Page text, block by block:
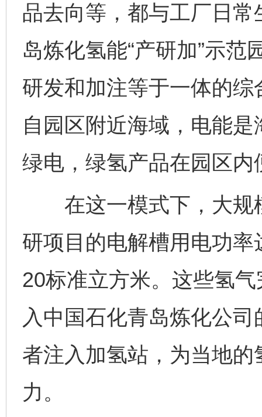
品去向等，都与工厂日
岛炼化氢能“产研加”示
研发和加注等于一体的
自园区附近海域，电能
绿电，绿氢产品在园区内
在这一模式下，大规
研项目的电解槽用电功
20标准立方米。这些氢
入中国石化青岛炼化公
者注入加氢站，为当地
力。